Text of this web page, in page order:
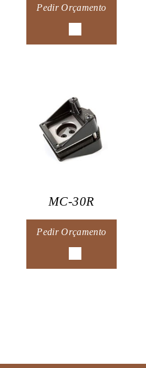
Pedir Orçamento
MC-30R
Pedir Orçamento